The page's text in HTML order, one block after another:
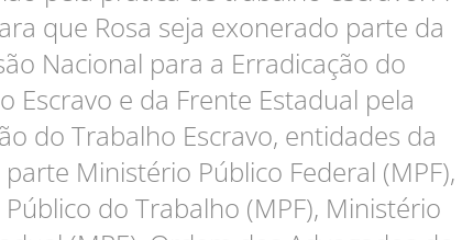
que Rosa seja exonerado parte da
Nacional para a Erradicação do
Escravo e da Frente Estadual pela
do Trabalho Escravo, entidades da
Ministério Público Federal (MPF),
do Trabalho (MPF), Ministério